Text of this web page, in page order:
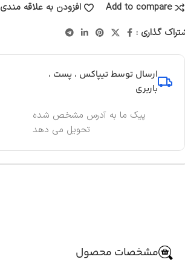
Add to compare
افزودن به علاقه مندی
گذاری :
ارسال توسط تیپاکس ، پست ،
باربری
پیک ما به آدرس مشخص شده
تحویل می دهد
مشخصات محصول